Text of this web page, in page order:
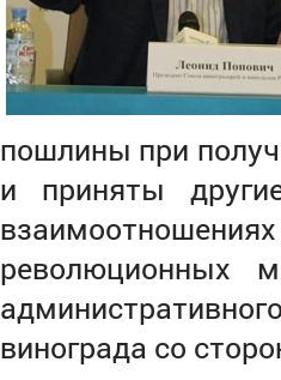
пошлины при
и приняты
революционных
винограда со